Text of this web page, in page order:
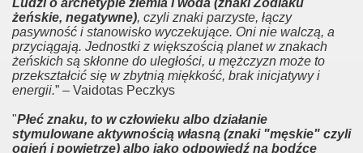
Ludzi o archetypie ziemia i woda (znaki Zodiaku
żeńskie, negatywne), czyli znaki parzyste, łączy
pasywność i stanowisko wyczekujące. Oni nie walczą, a
przyciągają. Jednostki z większością planet w znakach
żeńskich są skłonne do uległości, u mężczyzn może to
przekształcić się w zbytnią miękkość, brak inicjatywy i
energii.” – Vaidotas Peczkys
"Płeć znaku, to w człowieku albo działanie
stymulowane aktywnością własną (znaki "męskie" czyli
ogień i powietrze) albo jako odpowiedź na bodźce